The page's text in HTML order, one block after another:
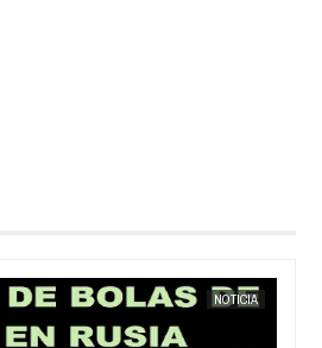
NOTICIA